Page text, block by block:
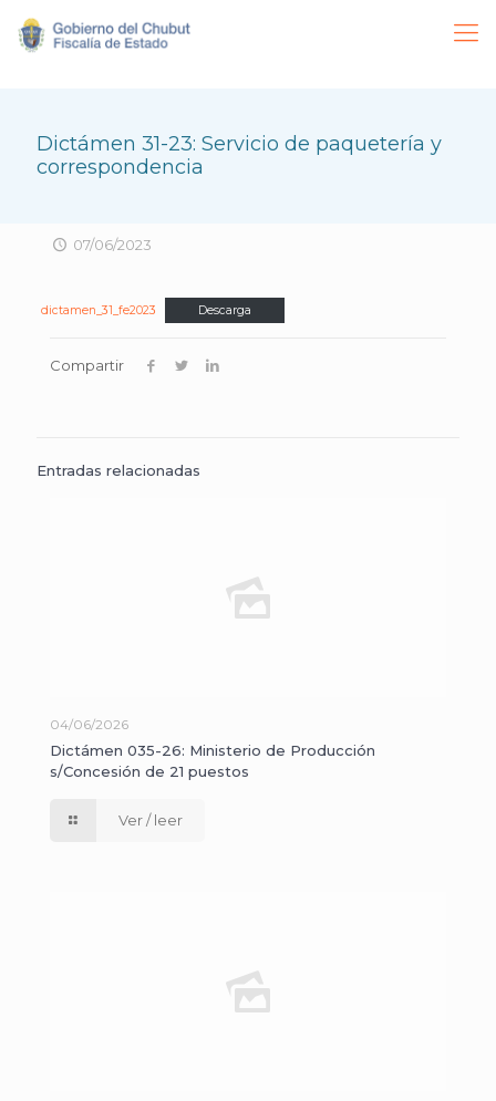
Dictámen 31-23: Servicio de paquetería y
correspondencia
07/06/2023
dictamen_31_fe2023 Descarga
Compartir
Entradas relacionadas
04/06/2026
Dictámen 035-26: Ministerio de Producción
s/Concesión de 21 puestos
Ver / leer